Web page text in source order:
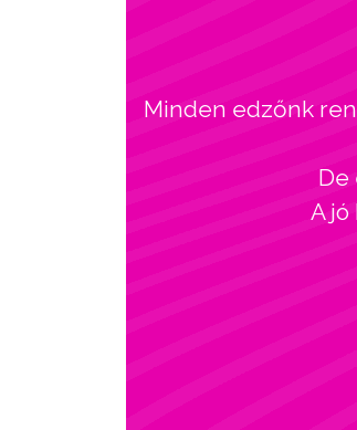
Minden edzőnk
De
A